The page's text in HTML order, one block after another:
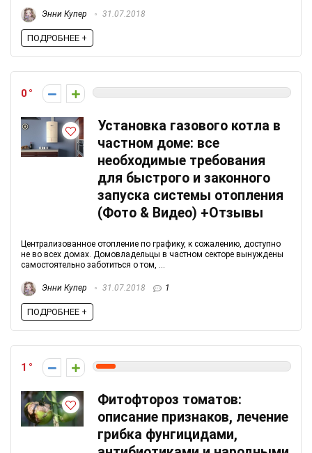
Энни Купер 31.07.2018
ПОДРОБНЕЕ +
0
Установка газового котла в
частном доме: все
необходимые требования
для быстрого и законного
запуска системы отопления
(Фото & Видео) +Отзывы
Централизованное отопление по графику, к сожалению, доступно
не во всех домах. Домовладельцы в частном секторе вынуждены
самостоятельно заботиться о том, ...
Энни Купер 31.07.2018 1
ПОДРОБНЕЕ +
1
Фитофтороз томатов:
описание признаков, лечение
грибка фунгицидами,